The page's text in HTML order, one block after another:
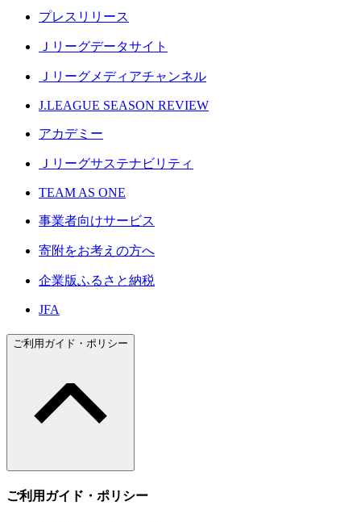
プレスリリース
Ｊリーグデータサイト
Ｊリーグメディアチャンネル
J.LEAGUE SEASON REVIEW
アカデミー
Ｊリーグサステナビリティ
TEAM AS ONE
事業者向けサービス
寄附をお考えの方へ
企業版ふるさと納税
JFA
ご利用ガイド・ポリシー
ご利用ガイド・ポリシー